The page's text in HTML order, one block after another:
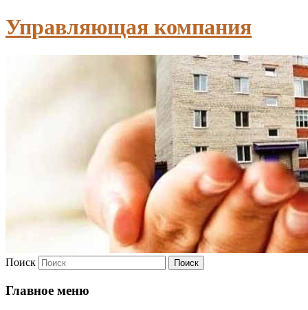
Управляющая компания
Поиск
Главное меню